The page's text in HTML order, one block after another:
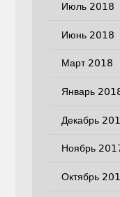
Июль 2018
Июнь 2018
Март 2018
Январь
Декабрь
Ноябрь
Октябрь